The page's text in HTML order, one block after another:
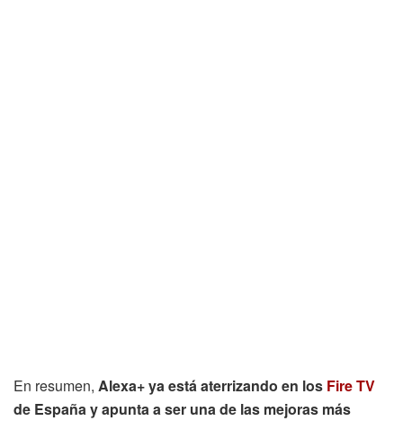
En resumen, Alexa+ ya está aterrizando en los Fire TV
de España y apunta a ser una de las mejoras más